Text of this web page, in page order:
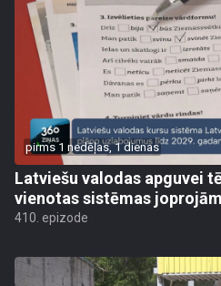
pirms 1 nedēļas, 1 dienas
Latviešu valodas apguvei
vienotas sistēmas
410. epizode